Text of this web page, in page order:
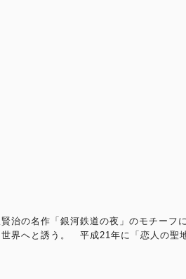
治の名作「銀河鉄道の夜」のモチーフ
界へと誘う。 平成21年に「恋人の聖